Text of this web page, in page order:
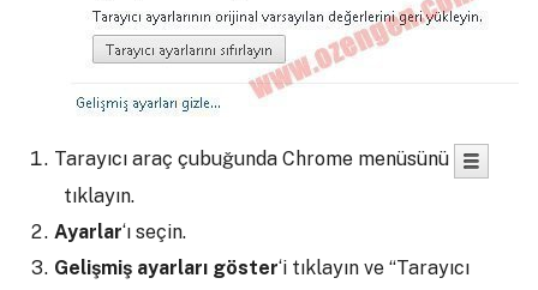
Tarayıcı araç çubuğunda Chrome menüsünü
tıklayın.
Ayarlar‘ı seçin.
Gelişmiş ayarları göster‘i tıklayın ve “Tarayıcı